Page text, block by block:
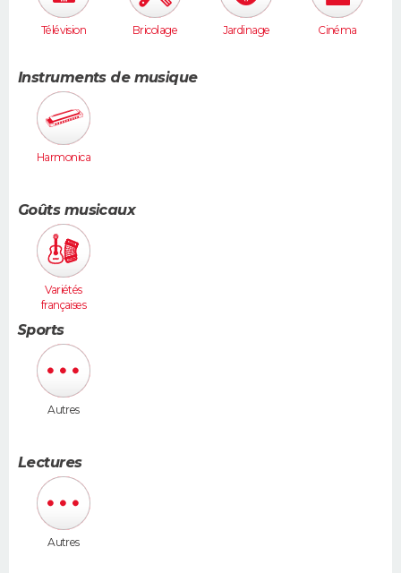
Télévision Bricolage Jardinage Cinéma
Instruments de musique
Harmonica
Goûts musicaux
Variétés
françaises
Sports
Autres
Lectures
Autres